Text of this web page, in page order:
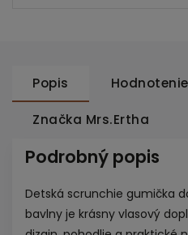
Popis Hodnotenie
Značka Mrs.Ertha
Podrobný popis
Detská scrunchie gumička
bavlny je krásny vlasový